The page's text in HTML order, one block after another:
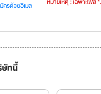
ครด้วยอีเมล
ษัทนี้